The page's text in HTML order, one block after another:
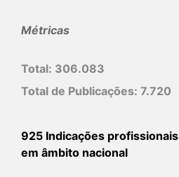
Métricas
Total: 306.083
Total de Publicações: 7.720
925 Indicações profissionais
em âmbito nacional